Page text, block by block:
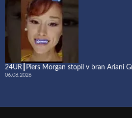
24UR┃Piers Morgan stopil v bran Ariani
06.08.2026